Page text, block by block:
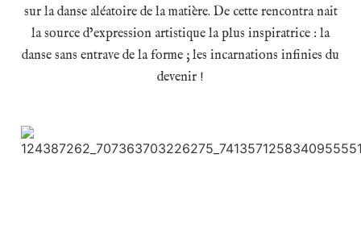
sur la danse aléatoire de la matière. De cette rencontra nait
la source d’expression artistique la plus inspiratrice : la
danse sans entrave de la forme ; les incarnations infinies du
devenir !